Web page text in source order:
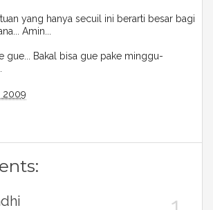
yang hanya secuil ini berarti besar bagi
Amin...
gue... Bakal bisa gue pake minggu-
2009